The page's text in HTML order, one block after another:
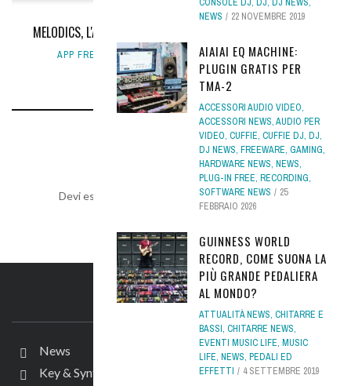
MELODICS, L'APP PER IMPARARE A UTILIZZARE ABLETON LIVE
APP FREE FREEWARE,NEWS 11 SETTEMBRE 2016
LEAVE A REPLY
Devi essere per inviare un commento.
NEWS
22 NOVEMBRE 2019
AIAIAI EQ MACHINE:
PLUGIN GRATIS PER
TMA-2
ACCESSORI AUDIO VIDEO,
ACCESSORI NEWS,AUDIO PER
VIDEO, CUFFIE, CUFFIE DJ, DJ,
DJ NEWS, FREEWARE, GAMING,
HARDWARE NEWS, NEWS,
PLUG-IN FREE, RECORDING,
SOFTWARE NEWS
25
FEBBRAIO 2026
GUINNESS WORLD
RECORD, COME SUONA LA
PIÙ GRANDE PEDALIERA
AL MONDO?
ATTUALITÀ NEWS, CHITARRE E
BASSI, CHITARRE NEWS,
EVENTI MUSIC LIFE, MUSIC
LIFE, NEWS, PEDALI ED
EFFETTI
4 SETTEMBRE 2019
IL SITO
News
Key & Synth